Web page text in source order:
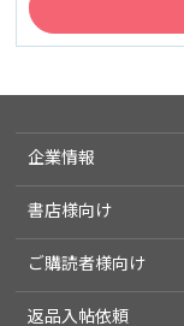
企業情報
書店様向け
ご購読者様向け
返品入帖依頼